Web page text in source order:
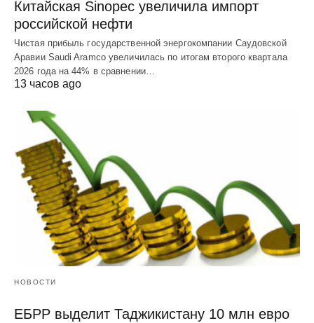
Китайская Sinopec увеличила импорт
российской нефти
Чистая прибыль государственной энергокомпании Саудовской
Аравии Saudi Aramco увеличилась по итогам второго квартала
2026 года на 44% в сравнении…
13 часов ago
НОВОСТИ
ЕБРР выделит Таджикистану 10 млн евро